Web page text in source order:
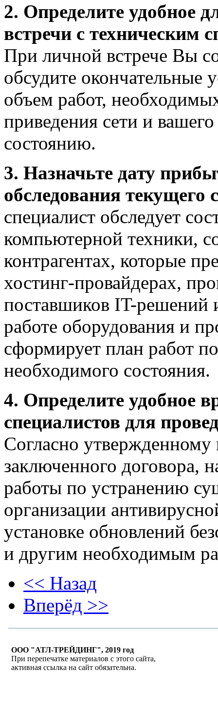
2. Определите удобное
встречи с техническим
При личной встрече Вы
обсудите окончательные
объем работ,
приведения сети и
состоянию.
3. Назначьте дату
обследования текущего
специалист обследует
компьютерной техники,
контрагентах, которые
хостинг-провайдерах,
поставшиков IT-решений
работе оборудования и
сформирует план работ
необходимого состояния.
4. Определите удобное
специалистов для
Согласно
заключенного договора,
работы по устранению
организации
установке обновлений
и другим необходимым
<< Назад
Вперёд >>
ООО "АТЛ-ТРЕЙДИНГ", 2019 год
При перепечатке материалов с этого сайта,
активная ссылка на сайт обязательна.